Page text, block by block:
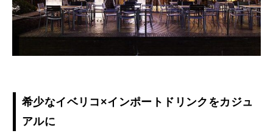
希少なイベリコ×インポートドリンクをカジュ
アルに